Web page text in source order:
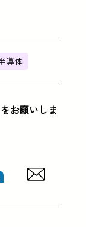
導体
お願いしま